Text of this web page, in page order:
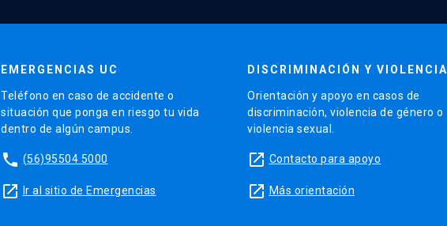
EMERGENCIAS UC
Teléfono en caso de accidente o
situación que ponga en riesgo tu vida
dentro de algún campus.
phone (56)95504 5000
launch Ir al sitio de Emergencias
DISCRIMINACIÓN Y VIOLENCIA
Orientación y apoyo en casos de
discriminación, violencia de género o
violencia sexual.
launch Contacto para apoyo
launch Más orientación